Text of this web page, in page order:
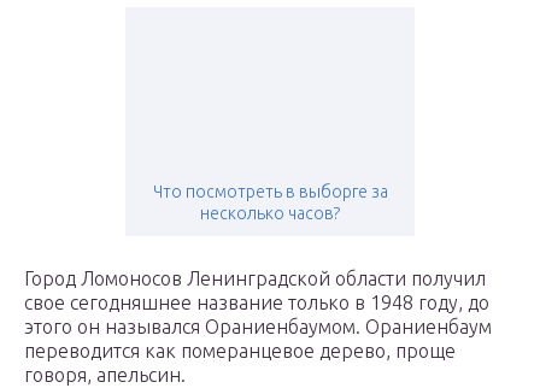
Что посмотреть в выборге за
несколько часов?
Город Ломоносов Ленинградской области получил
свое сегодняшнее название только в 1948 году, до
этого он назывался Ораниенбаумом. Ораниенбаум
переводится как померанцевое дерево, проще
говоря, апельсин.